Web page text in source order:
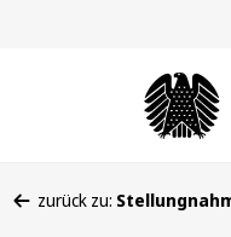
befinden
zurück zu: